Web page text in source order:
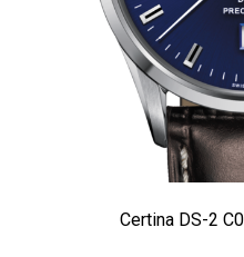
Certina DS-2